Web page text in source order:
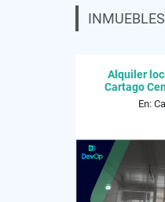
INMUEBLES
Alquiler
Cartago
En: